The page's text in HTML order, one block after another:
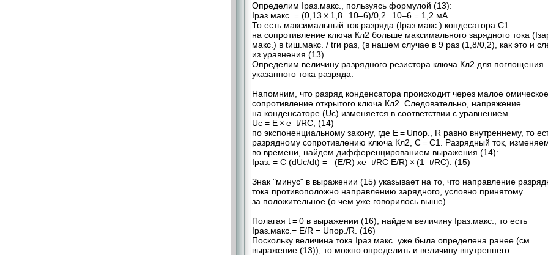
Определим Iраз.макс., пользуясь формулой (13):
Iраз.макс. = (0,13 × 1,8 . 10–6)/0,2 . 10–6 = 1,2 мА.
То есть максимальный ток разряда (Iраз.макс.) кондесатора С1
на сопротивление ключа Кл2 больше максимального зарядного тока
макс.) в tиш.макс. / tги раз, (в нашем случае в 9 раз (1,8/0,2), как это и
из уравнения (13).
Определим величину разрядного резистора ключа Кл2 для поглощения
указанного тока разряда.
Напомним, что разряд конденсатора происходит через малое омическое
сопротивление открытого ключа Кл2. Следовательно, напряжение
на конденсаторе (Uc) изменяется в соответствии с уравнением
Uc = Е × е–t/RC, (14)
по экспоненциальному закону, где Е = Uпор., R равно внутреннему, то
разрядному сопротивлению ключа Кл2, С = С1. Разрядный ток,
во времени, найдем дифференцированием выражения (14):
Iраз. = С (dUc/dt) = –(Е/R) хе–t/RC Е/R) × (1–t/RC). (15)
Знак "минус" в выражении (15) указывает на то, что направление
тока противоположно направлению зарядного, условно принятому
за положительное (о чем уже говорилось выше).
Полагая t = 0 в выражении (16), найдем величину Iраз.макс., то есть
Iраз.макс.= E/R = Uпор./R. (16)
Поскольку величина тока Iраз.макс. уже была определена ранее (см.
выражение (13)), то можно определить и величину внутреннего